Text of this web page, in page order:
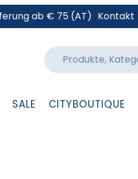
ab € 75 (AT) Kontakt
SALE CITYBOUTIQUE